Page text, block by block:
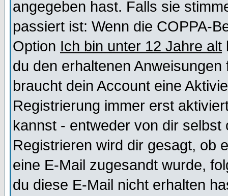
angegeben hast. Falls sie
passiert ist: Wenn die COPPA-
Option Ich bin unter 12 Jahre alt
du den erhaltenen
braucht dein Account eine
Registrierung immer erst
kannst - entweder von dir selbst
Registrieren wird dir gesagt, ob
eine E-Mail zugesandt wurde,
du diese E-Mail nicht erhalten